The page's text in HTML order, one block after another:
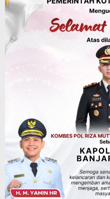
Agustus 8, 2026
Sosial & Keagamaan
Hari Pramuka ke-65,
Banjarmasin Ziarah
Antasari dan Gelar
Advertorial Dinas Kehutanan Kalsel
Api Sempat
Tahura Sultan
Dikendalikan
Agustus 8, 2026